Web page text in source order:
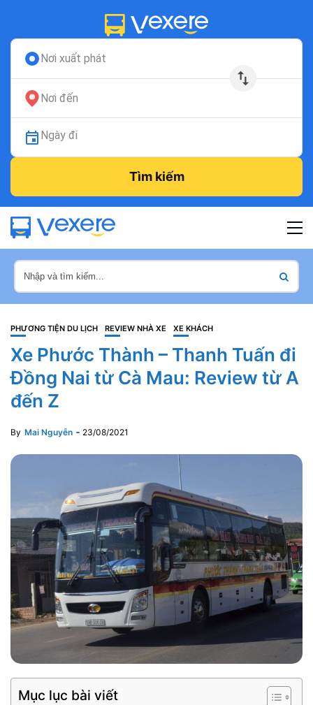
Nơi xuất phát
Nơi đến
Ngày đi
Tìm kiếm
PHƯƠNG TIỆN DU LỊCH REVIEW NHÀ XE XE KHÁCH
Xe Phước Thành – Thanh Tuấn đi
Đồng Nai từ Cà Mau: Review từ A
đến Z
By Mai Nguyễn 23/08/2021
Mục lục bài viết